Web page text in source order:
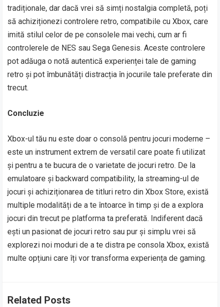
tradiționale, dar dacă vrei să simți nostalgia completă, poți
să achiziționezi controlere retro, compatibile cu Xbox, care
imită stilul celor de pe consolele mai vechi, cum ar fi
controlerele de NES sau Sega Genesis. Aceste controlere
pot adăuga o notă autentică experienței tale de gaming
retro și pot îmbunătăți distracția în jocurile tale preferate din
trecut.
Concluzie
Xbox-ul tău nu este doar o consolă pentru jocuri moderne –
este un instrument extrem de versatil care poate fi utilizat
și pentru a te bucura de o varietate de jocuri retro. De la
emulatoare și backward compatibility, la streaming-ul de
jocuri și achiziționarea de titluri retro din Xbox Store, există
multiple modalități de a te întoarce în timp și de a explora
jocuri din trecut pe platforma ta preferată. Indiferent dacă
ești un pasionat de jocuri retro sau pur și simplu vrei să
explorezi noi moduri de a te distra pe consola Xbox, există
multe opțiuni care îți vor transforma experiența de gaming.
Related Posts